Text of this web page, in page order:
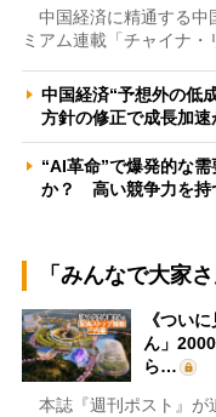
中国経済に精通する中
ミアム連載「チャイナ・
中国経済“予想外の低
方針の修正で成長加
“AI革命”で爆発的な
か？ 高い競争力を持
「みんなで大家
《つい
ん」
ら…
本誌『週刊ポスト』が